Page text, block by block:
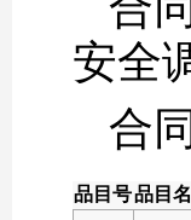
安全
合
品目号品目